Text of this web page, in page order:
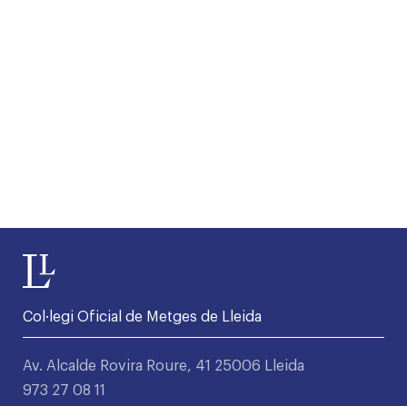
Col·legi Oficial de Metges de Lleida
Av. Alcalde Rovira Roure, 41 25006 Lleida
973 27 08 11